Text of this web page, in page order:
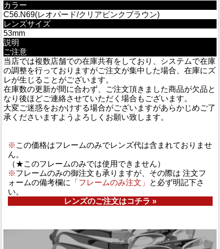
カラー
C56.N69(レオパード/クリアピンクブラウン)
レンズサイズ
53mm
説明
ご注意
当店では複数店舗での在庫共有をしており、システムで在庫
の調整を行っておりますがご注文が集中した場合、在庫にズ
レが生じることがございます。
在庫数の更新が間に合わず、ご注文頂きました商品が欠品と
なり後ほどご連絡させていただく場合もございます。
大変ご迷惑をおかけする場合がございますがあらかじめご了
承くださいますようよろしくお願い致します。
※ この価格はフレームのみでレンズ代は含まれておりませ
ん。
（★このフレームのみでは使用できません）
※フレームのみの御注文も承りますが、その際は 注文フ
ォームの備考欄に
「フレームのみ注文」
と必ず明記下さ
い。
レンズのご注文はコチラ »